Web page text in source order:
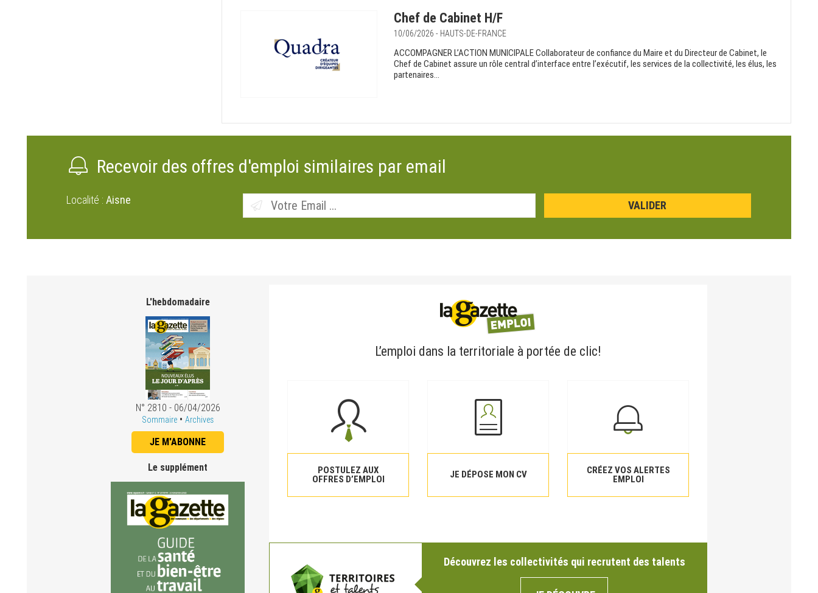
Chef de Cabinet H/F
10/06/2026 - HAUTS-DE-FRANCE
ACCOMPAGNER L’ACTION MUNICIPALE Collaborateur de confiance du Maire et du Directeur de Cabinet, le
Chef de Cabinet assure un rôle central d’interface entre l’exécutif, les services de la collectivité, les élus, les
partenaires...
Recevoir des offres d'emploi similaires par email
Localité : Aisne
L'hebdomadaire
N° 2810 - 06/04/2026
Sommaire • Archives
JE M'ABONNE
Le supplément
L’emploi dans la territoriale à portée de clic!
POSTULEZ AUX
OFFRES D’EMPLOI
JE DÉPOSE MON CV
CRÉEZ VOS ALERTES
EMPLOI
Découvrez les collectivités qui recrutent des talents